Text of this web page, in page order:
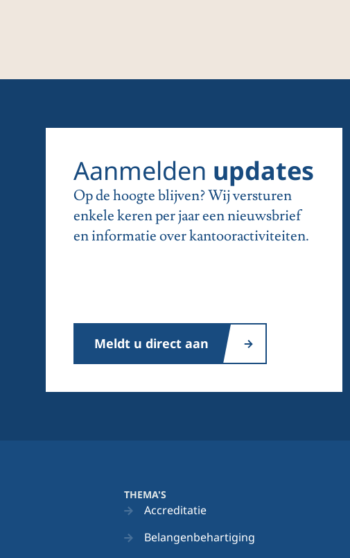
Aanmelden updates
Op de hoogte blijven? Wij versturen
enkele keren per jaar een nieuwsbrief
en informatie over kantooractiviteiten.
Meldt u direct aan
THEMA'S
Accreditatie
Belangenbehartiging